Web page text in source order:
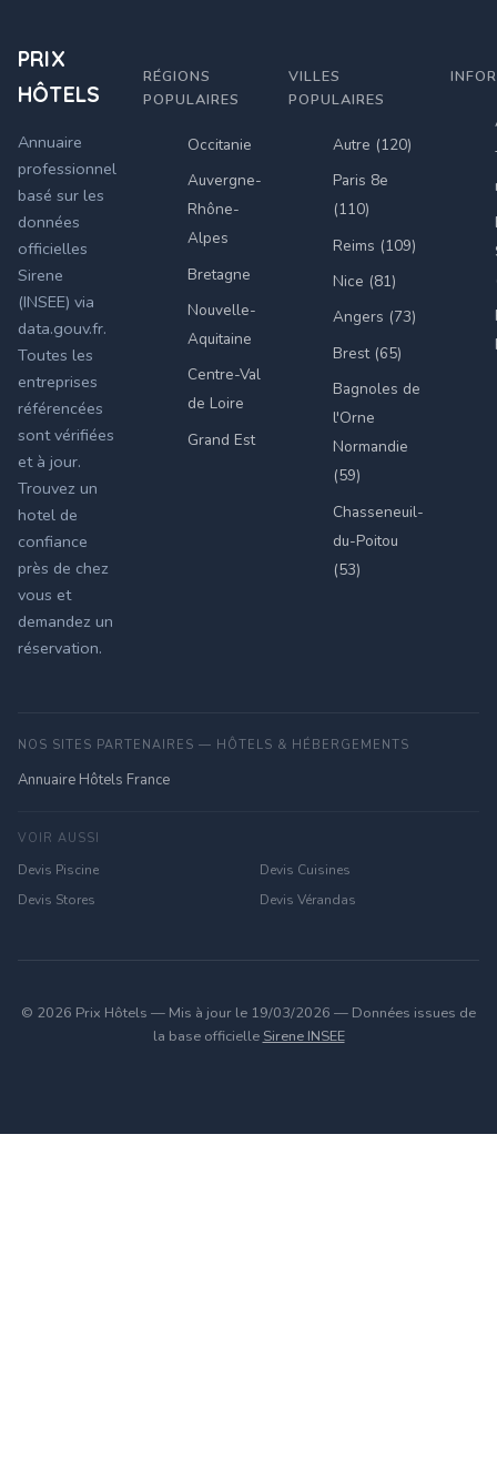
PRIX
HÔTELS
Annuaire
professionnel
basé sur les
données
officielles
Sirene
(INSEE) via
data.gouv.fr.
Toutes les
entreprises
référencées
sont vérifiées
et à jour.
Trouvez un
hotel de
confiance
près de chez
vous et
demandez un
réservation.
RÉGIONS
POPULAIRES
Occitanie
Auvergne-
Rhône-
Alpes
Bretagne
Nouvelle-
Aquitaine
Centre-Val
de Loire
Grand Est
VILLES
POPULAIRES
Autre (120)
Paris 8e
(110)
Reims (109)
Nice (81)
Angers (73)
Brest (65)
Bagnoles de
l'Orne
Normandie
(59)
Chasseneuil-
du-Poitou
(53)
NOS SITES PARTENAIRES — HÔTELS & HÉBERGEMENTS
Annuaire Hôtels France
VOIR AUSSI
Devis Piscine
Devis Cuisines
Devis Stores
Devis Vérandas
© 2026 Prix Hôtels — Mis à jour le 19/03/2026 — Données issues de
la base officielle Sirene INSEE